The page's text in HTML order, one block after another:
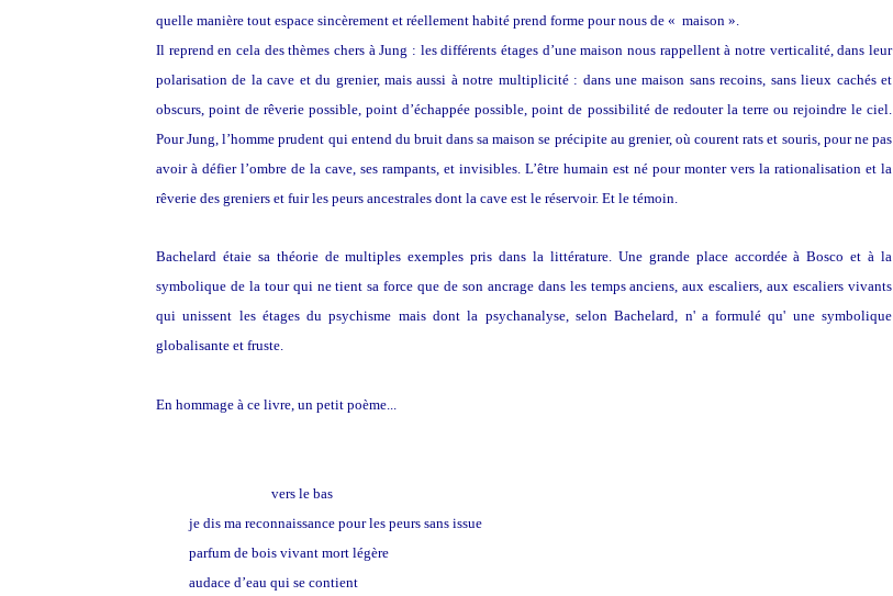
quelle manière tout espace sincèrement et réellement habité prend forme pour nous de « maison ».
Il reprend en cela des thèmes chers à Jung : les différents étages d’une maison nous rappellent à notre verticalité, dans leur
polarisation de la cave et du grenier, mais aussi à notre multiplicité : dans une maison sans recoins, sans lieux cachés et
obscurs, point de rêverie possible, point d’échappée possible, point de possibilité de redouter la terre ou rejoindre le ciel.
Pour Jung, l’homme prudent qui entend du bruit dans sa maison se précipite au grenier, où courent rats et souris, pour ne pas
avoir à défier l’ombre de la cave, ses rampants, et invisibles. L’être humain est né pour monter vers la rationalisation et la
rêverie des greniers et fuir les peurs ancestrales dont la cave est le réservoir. Et le témoin.
Bachelard étaie sa théorie de multiples exemples pris dans la littérature. Une grande place accordée à Bosco et à la
symbolique de la tour qui ne tient sa force que de son ancrage dans les temps anciens, aux escaliers, aux escaliers vivants
qui unissent les étages du psychisme mais dont la psychanalyse, selon Bachelard, n' a formulé qu' une symbolique
globalisante et fruste.
En hommage à ce livre, un petit poème...
vers le bas
je dis ma reconnaissance pour les peurs sans issue
parfum de bois vivant mort légère
audace d’eau qui se contient